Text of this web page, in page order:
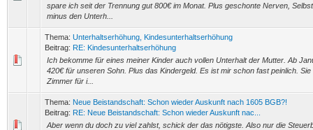
spare ich seit der Trennung gut 800€ im Monat. Plus geschonte Nerven,
minus den Unterh...
Thema: Unterhaltserhöhung, Kindesunterhaltserhöhung
Beitrag: RE: Kindesunterhaltserhöhung
Ich bekomme für eines meiner Kinder auch vollen Unterhalt der Mutter. Ab
420€ für unseren Sohn. Plus das Kindergeld. Es ist mir schon fast peinlich. Sie
Zimmer für i...
Thema: Neue Beistandschaft: Schon wieder Auskunft nach 1605 BGB?!
Beitrag: RE: Neue Beistandschaft: Schon wieder Auskunft nac...
Aber wenn du doch zu viel zahlst, schick der das nötigste. Also nur die